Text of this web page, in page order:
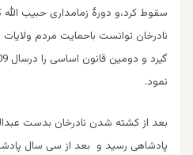
سقوط کرد،و دورۀ زمامداری حبیب
نادرخان توانست باحمایت مردم
نمود.
بعد از کشته شدن نادرخان بدست
پادشاهی رسید و بعد از سی سال